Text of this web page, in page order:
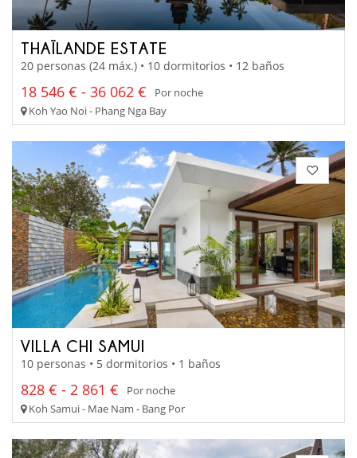
THAÏLANDE ESTATE
20 personas (24 máx.) • 10 dormitorios • 12 baños
18 546 € - 36 062 €
Por noche
Koh Yao Noi - Phang Nga Bay
VILLA CHI SAMUI
10 personas • 5 dormitorios • 1 baños
828 € - 2 861 €
Por noche
Koh Samui - Mae Nam - Bang Por